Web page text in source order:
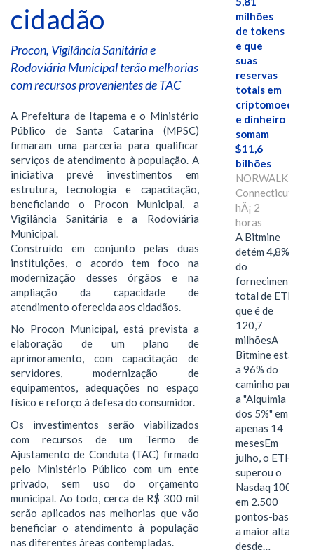
cidadão
Procon, Vigilância Sanitária e
Rodoviária Municipal terão melhorias
com recursos provenientes de TAC
A Prefeitura de Itapema e o Ministério
Público de Santa Catarina (MPSC)
firmaram uma parceria para qualificar
serviços de atendimento à população. A
iniciativa prevê investimentos em
estrutura, tecnologia e capacitação,
beneficiando o Procon Municipal, a
Vigilância Sanitária e a Rodoviária
Municipal.
Construído em conjunto pelas duas
instituições, o acordo tem foco na
modernização desses órgãos e na
ampliação da capacidade de
atendimento oferecida aos cidadãos.
No Procon Municipal, está prevista a
elaboração de um plano de
aprimoramento, com capacitação de
servidores, modernização de
equipamentos, adequações no espaço
físico e reforço à defesa do consumidor.
Os investimentos serão viabilizados
com recursos de um Termo de
Ajustamento de Conduta (TAC) firmado
pelo Ministério Público com um ente
privado, sem uso do orçamento
municipal. Ao todo, cerca de R$ 300 mil
serão aplicados nas melhorias que vão
beneficiar o atendimento à população
nas diferentes áreas contempladas.
milhões
de tokens
e que
suas
reservas
totais em
criptomoedas
e dinheiro
somam
$11,6
bilhões
NORWALK,
Connecticut,
hÃ¡ 2
horas
A Bitmine
detém 4,8%
do
fornecimento
total de ETH,
que é de
120,7
milhõesA
Bitmine está
a 96% do
caminho para
a "Alquimia
dos 5%" em
apenas 14
mesesEm
julho, o ETH
superou o
Nasdaq 100
em 2.500
pontos-base,
a maior alta
desde…